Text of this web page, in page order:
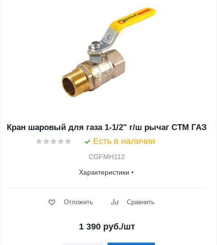
Кран шаровый для газа 1-1/2" г/ш рычаг CTM ГАЗ
Есть в наличии
CGFMH112
Характеристики
Отложить Сравнить
1 390руб./шт